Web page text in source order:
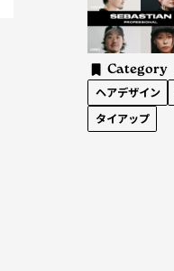
Category
ヘアデザイン
タイアップ